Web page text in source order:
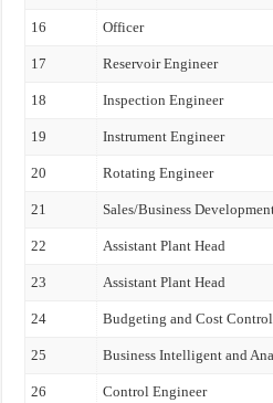
16 Officer
17 Reservoir Engineer
18 Inspection Engineer
19 Instrument Engineer
20 Rotating Engineer
21 Sales/Business
22 Assistant Plant Head
23 Assistant Plant Head
24 Budgeting and Cost Control
25 Business Intelligent and
26 Control Engineer